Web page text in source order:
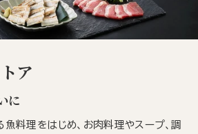
ア
に
料理をはじめ、お肉料理やスープ、調